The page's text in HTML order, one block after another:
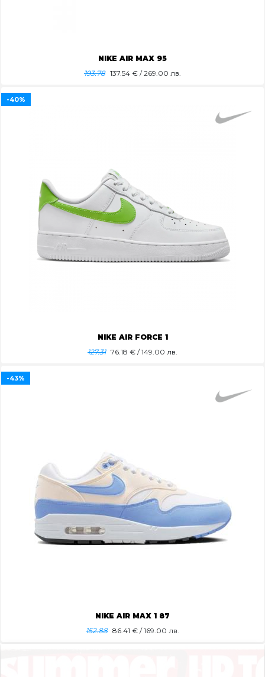
NIKE AIR MAX 95
193.78 137.54 € / 269.00 лв.
NIKE AIR FORCE 1
127.31 76.18 € / 149.00 лв.
-40%
NIKE AIR MAX 1 87
152.88 86.41 € / 169.00 лв.
-43%